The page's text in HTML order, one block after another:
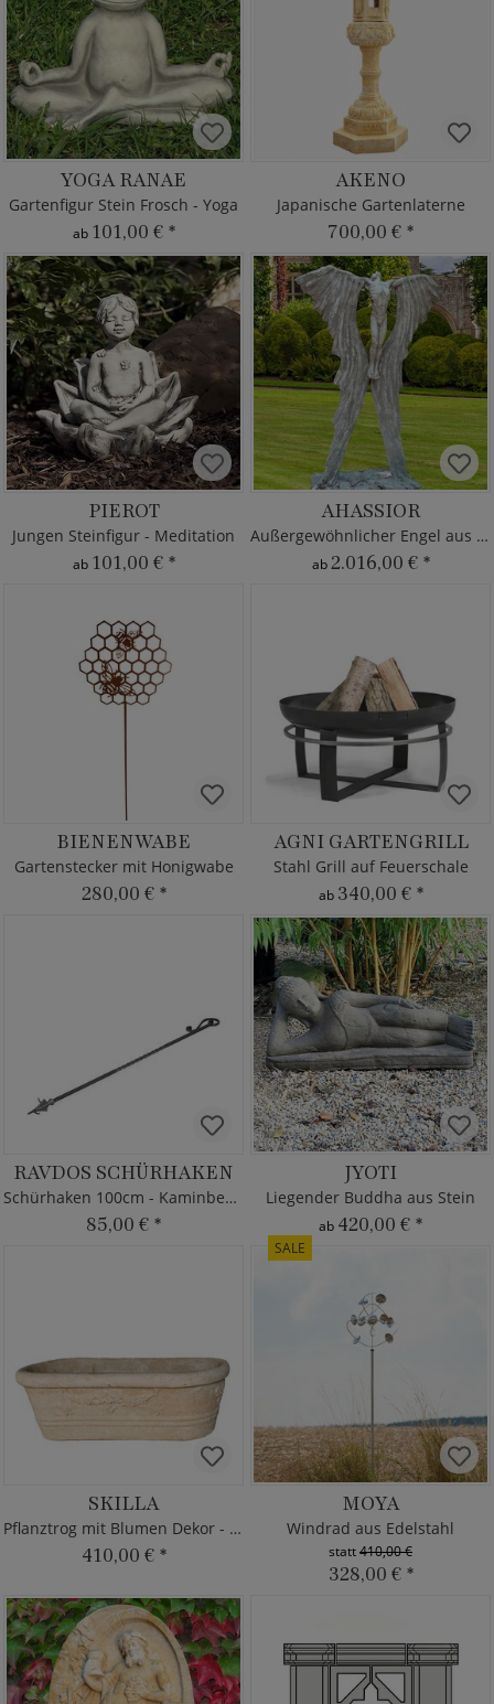
YOGA RANAE
Gartenfigur Stein Frosch - Yoga
ab 101,00 € *
AKENO
Japanische Gartenlaterne
700,00 € *
PIEROT
Jungen Steinfigur - Meditation
ab 101,00 € *
AHASSIOR
Außergewöhnlicher Engel aus Stein
ab2.016,00 € *
BIENENWABE
Gartenstecker mit Honigwabe
280,00 € *
AGNI GARTENGRILL
Stahl Grill auf Feuerschale
ab 340,00 € *
RAVDOS SCHÜRHAKEN
Schürhaken 100cm - Kaminbesteck
85,00 € *
JYOTI
Liegender Buddha aus Stein
ab 420,00 € *
SKILLA
Pflanztrog mit Blumen Dekor - Steinguss
410,00 € *
SALE
MOYA
Windrad aus Edelstahl
statt410,00 €
328,00 € *